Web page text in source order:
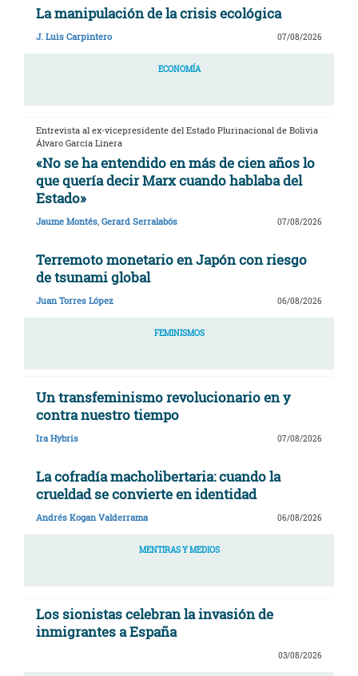
La manipulación de la crisis ecológica
J. Luis Carpintero 07/08/2026
ECONOMÍA
Entrevista al ex-vicepresidente del Estado Plurinacional de Bolivia
Álvaro García Linera
«No se ha entendido en más de cien años lo
que quería decir Marx cuando hablaba del
Estado»
Jaume Montés, Gerard Serralabós 07/08/2026
Terremoto monetario en Japón con riesgo
de tsunami global
Juan Torres López 06/08/2026
FEMINISMOS
Un transfeminismo revolucionario en y
contra nuestro tiempo
Ira Hybris 07/08/2026
La cofradía macholibertaria: cuando la
crueldad se convierte en identidad
Andrés Kogan Valderrama 06/08/2026
MENTIRAS Y MEDIOS
Los sionistas celebran la invasión de
inmigrantes a España
03/08/2026